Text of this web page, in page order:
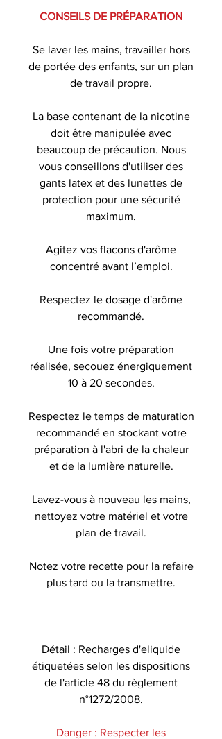
CONSEILS DE PRÉPARATION
Se laver les mains, travailler hors
de portée des enfants, sur un plan
de travail propre.
La base contenant de la nicotine
doit être manipulée avec
beaucoup de précaution. Nous
vous conseillons d'utiliser des
gants latex et des lunettes de
protection pour une sécurité
maximum.
Agitez vos flacons d'arôme
concentré avant l’emploi.
Respectez le dosage d'arôme
recommandé.
Une fois votre préparation
réalisée, secouez énergiquement
10 à 20 secondes.
Respectez le temps de maturation
recommandé en stockant votre
préparation à l'abri de la chaleur
et de la lumière naturelle.
Lavez-vous à nouveau les mains,
nettoyez votre matériel et votre
plan de travail.
Notez votre recette pour la refaire
plus tard ou la transmettre.
Détail : Recharges d'eliquide
étiquetées selon les dispositions
de l'article 48 du règlement
n°1272/2008.
Danger : Respecter les